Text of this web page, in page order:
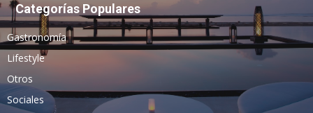
Categorías Populares
Gastronomía
Lifestyle
Otros
Sociales